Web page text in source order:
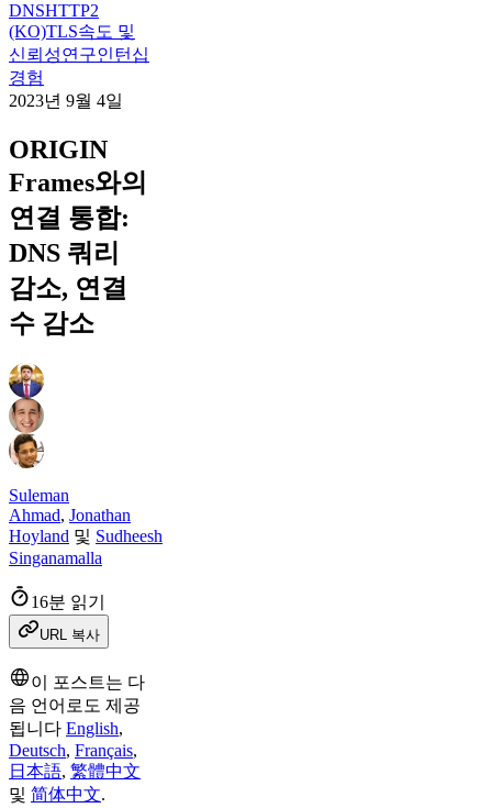
DNSHTTP2
(KO)TLS속도 및
신뢰성연구인턴십
경험
2023년 9월 4일
ORIGIN
Frames와의
연결 통합:
DNS 쿼리
감소, 연결
수 감소
Suleman
Ahmad, Jonathan
Hoyland 및 Sudheesh
Singanamalla
16분 읽기
URL 복사
이 포스트는 다
음 언어로도 제공
됩니다 English,
Deutsch, Français,
日本語, 繁體中文
및 简体中文.